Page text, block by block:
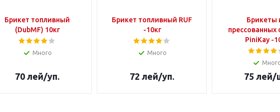
Брикет топливный
(DubMF) 10кг
Много
70 лей/уп.
Брикет топливный RUF
-10кг
Много
72 лей/уп.
Брикеты
прессованных
PiniKay -
75 лей/